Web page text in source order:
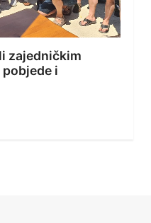
zajedničkim
i